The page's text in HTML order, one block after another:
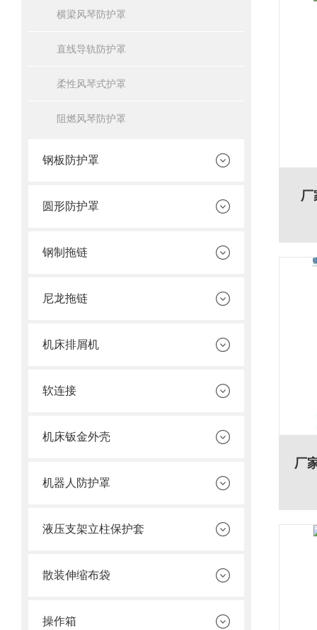
横梁风琴防护罩
直线导轨防护罩
柔性风琴式护罩
阻燃风琴防护罩
钢板防护罩
圆形防护罩
钢制拖链
尼龙拖链
机床排屑机
软连接
机床钣金外壳
机器人防护罩
液压支架立柱保护套
散装伸缩布袋
操作箱
厂
厂